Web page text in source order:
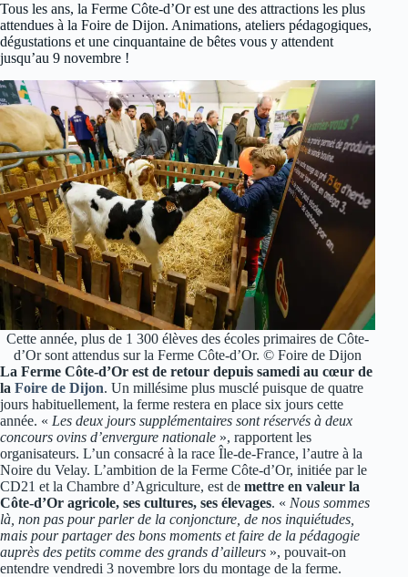
Tous les ans, la Ferme Côte-d’Or est une des attractions les plus
attendues à la Foire de Dijon. Animations, ateliers pédagogiques,
dégustations et une cinquantaine de bêtes vous y attendent
jusqu’au 9 novembre !
Cette année, plus de 1 300 élèves des écoles primaires de Côte-
d’Or sont attendus sur la Ferme Côte-d’Or. © Foire de Dijon
La Ferme Côte-d’Or est de retour depuis samedi au cœur de
la Foire de Dijon. Un millésime plus musclé puisque de quatre
jours habituellement, la ferme restera en place six jours cette
année. « Les deux jours supplémentaires sont réservés à deux
concours ovins d’envergure nationale », rapportent les
organisateurs. L’un consacré à la race Île-de-France, l’autre à la
Noire du Velay. L’ambition de la Ferme Côte-d’Or, initiée par le
CD21 et la Chambre d’Agriculture, est de mettre en valeur la
Côte-d’Or agricole, ses cultures, ses élevages. « Nous sommes
là, non pas pour parler de la conjoncture, de nos inquiétudes,
mais pour partager des bons moments et faire de la pédagogie
auprès des petits comme des grands d’ailleurs », pouvait-on
entendre vendredi 3 novembre lors du montage de la ferme.